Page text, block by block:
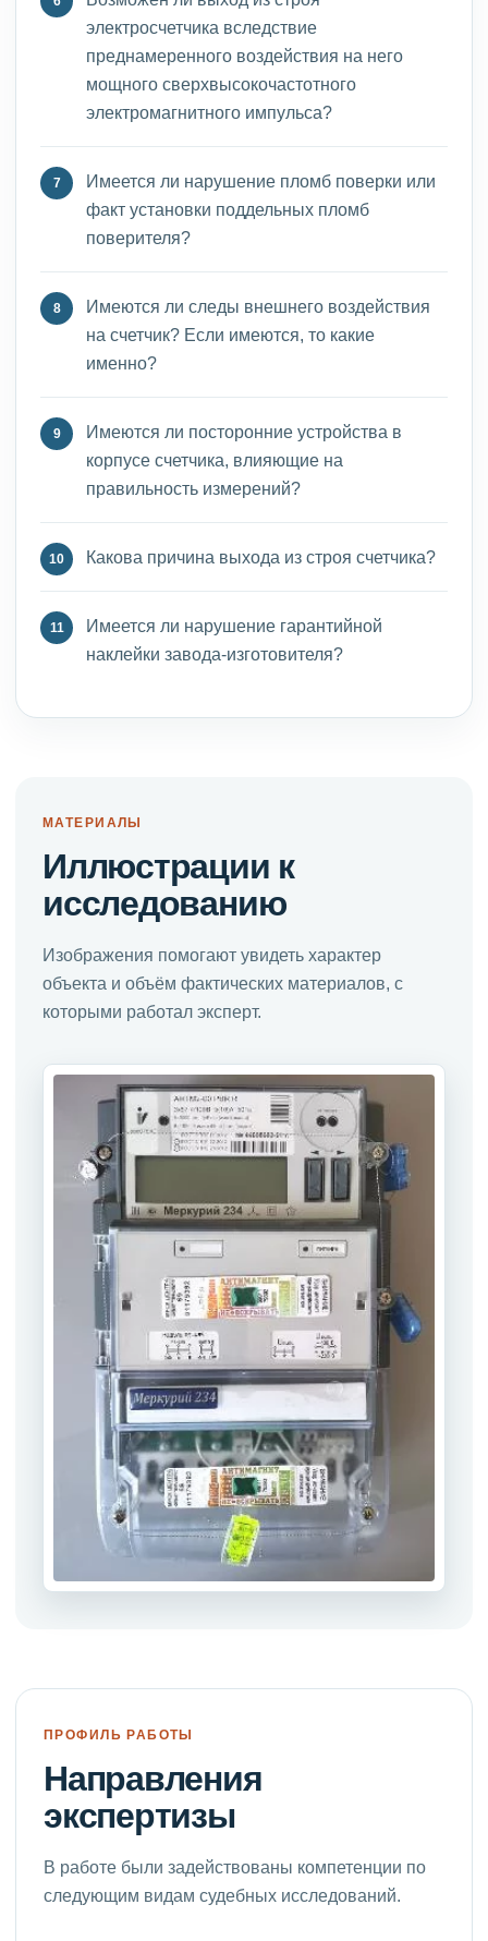
электросчетчика вследствие
преднамеренного воздействия на него
мощного сверхвысокочастотного
электромагнитного импульса?
Имеется ли нарушение пломб поверки или
факт установки поддельных пломб
поверителя?
Имеются ли следы внешнего воздействия
на счетчик? Если имеются, то какие
именно?
Имеются ли посторонние устройства в
корпусе счетчика, влияющие на
правильность измерений?
Какова причина выхода из строя счетчика?
Имеется ли нарушение гарантийной
наклейки завода-изготовителя?
МАТЕРИАЛЫ
Иллюстрации к
исследованию
Изображения помогают увидеть характер
объекта и объём фактических материалов, с
которыми работал эксперт.
ПРОФИЛЬ РАБОТЫ
Направления
экспертизы
В работе были задействованы компетенции по
следующим видам судебных исследований.